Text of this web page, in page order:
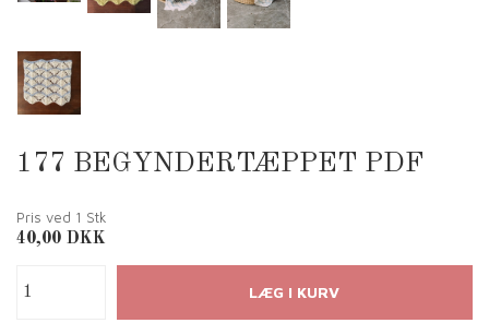
177 BEGYNDERTÆPPET PDF
Pris ved 1 Stk
40,00 DKK